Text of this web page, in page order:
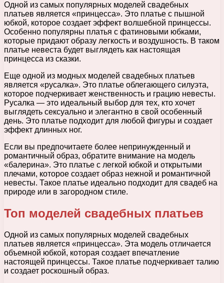
Одной из самых популярных моделей свадебных
платьев является «принцесса». Это платье с пышной
юбкой, которое создает эффект волшебной принцессы.
Особенно популярны платья с фатиновыми юбками,
которые придают образу легкость и воздушность. В таком
платье невеста будет выглядеть как настоящая
принцесса из сказки.
Еще одной из модных моделей свадебных платьев
является «русалка». Это платье облегающего силуэта,
которое подчеркивает женственность и грацию невесты.
Русалка — это идеальный выбор для тех, кто хочет
выглядеть сексуально и элегантно в свой особенный
день. Это платье подходит для любой фигуры и создает
эффект длинных ног.
Если вы предпочитаете более непринужденный и
романтичный образ, обратите внимание на модель
«балерина». Это платье с легкой юбкой и открытыми
плечами, которое создает образ нежной и романтичной
невесты. Такое платье идеально подходит для свадеб на
природе или в загородном стиле.
Топ моделей свадебных платьев
Одной из самых популярных моделей свадебных
платьев является «принцесса». Эта модель отличается
объемной юбкой, которая создает впечатление
настоящей принцессы. Такое платье подчеркивает талию
и создает роскошный образ.